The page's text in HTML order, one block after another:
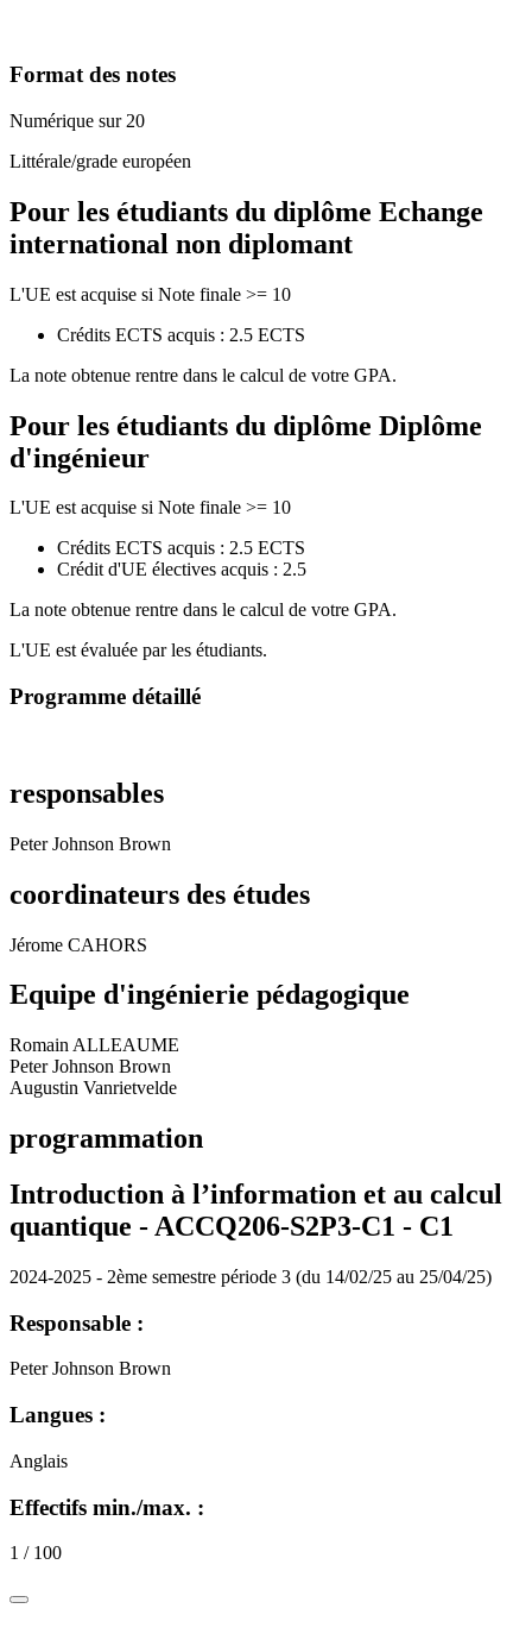
Format des notes
Numérique sur 20
Littérale/grade européen
Pour les étudiants du diplôme Echange
international non diplomant
L'UE est acquise si Note finale >= 10
Crédits ECTS acquis : 2.5 ECTS
La note obtenue rentre dans le calcul de votre GPA.
Pour les étudiants du diplôme Diplôme
d'ingénieur
L'UE est acquise si Note finale >= 10
Crédits ECTS acquis : 2.5 ECTS
Crédit d'UE électives acquis : 2.5
La note obtenue rentre dans le calcul de votre GPA.
L'UE est évaluée par les étudiants.
Programme détaillé
responsables
Peter Johnson Brown
coordinateurs des études
Jérome CAHORS
Equipe d'ingénierie pédagogique
Romain ALLEAUME
Peter Johnson Brown
Augustin Vanrietvelde
programmation
Introduction à l’information et au calcul
quantique - ACCQ206-S2P3-C1 - C1
2024-2025 - 2ème semestre période 3 (du 14/02/25 au 25/04/25)
Responsable :
Peter Johnson Brown
Langues :
Anglais
Effectifs min./max. :
1 / 100